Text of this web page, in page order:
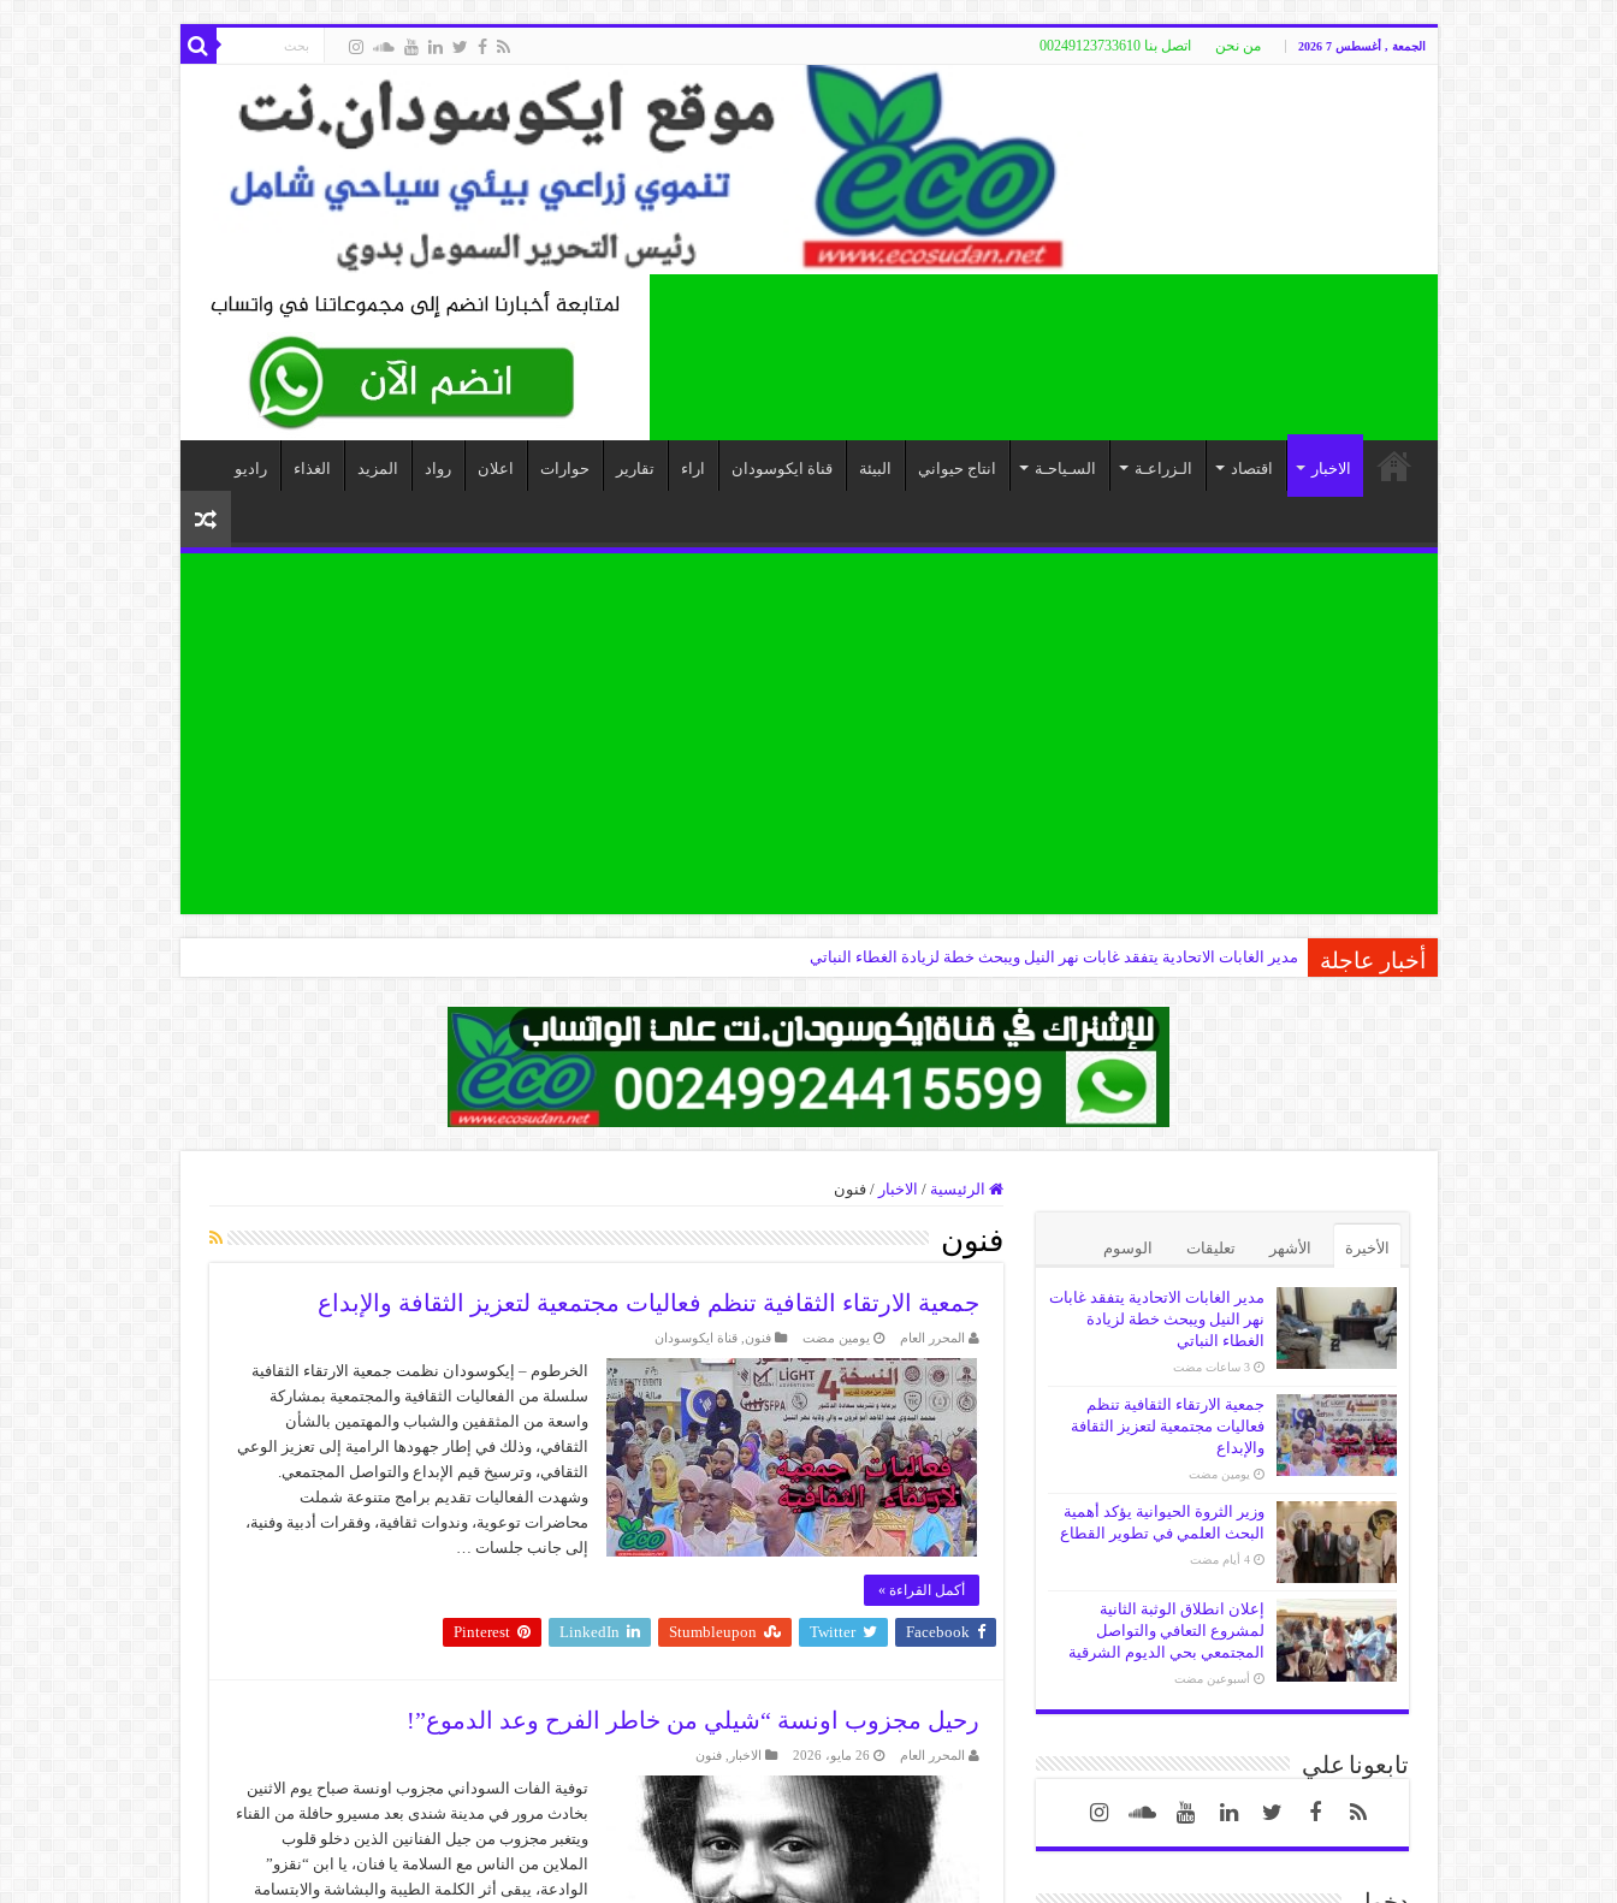
الجمعة , أغسطس 7 2026 من نحن اتصل بنا 00249123733610
الاخبار اقتصاد الـزراعـة السـياحـة انتاج حيواني البيئة قناة ايكوسودان اراء تقارير حوارات اعلان رواد المزيد الغذاء راديو
أخبار عاجلة وزير الثروة الحيوانية يؤكد أهمية البحث العلمي في تطوير القطاع
الرئيسية / الاخبار / فنون
فنون
جمعية الارتقاء الثقافية تنظم فعاليات مجتمعية لتعزيز الثقافة والإبداع
المحرر العام ‏يومين مضت فنون ,قناة ايكوسودان
الخرطوم – إيكوسودان نظمت جمعية الارتقاء الثقافية
سلسلة من الفعاليات الثقافية والمجتمعية بمشاركة
واسعة من المثقفين والشباب والمهتمين بالشأن
الثقافي، وذلك في إطار جهودها الرامية إلى تعزيز الوعي
الثقافي، وترسيخ قيم الإبداع والتواصل المجتمعي.
وشهدت الفعاليات تقديم برامج متنوعة شملت
محاضرات توعوية، وندوات ثقافية، وفقرات أدبية وفنية،
إلى جانب جلسات …
أكمل القراءة »
Facebook
Twitter
Stumbleupon
LinkedIn
Pinterest
رحيل مجزوب اونسة “شيلي من خاطر الفرح وعد الدموع”!
المحرر العام 26 مايو، 2026 الاخبار ,فنون
توفية الفات السوداني مجزوب اونسة صباح يوم الاثنين
بخادث مرور في مدينة شندى بعد مسيرو حافلة من القناء
ويتغبر مجزوب من جيل الفنانين الذين دخلو قلوب
الملاين من الناس مع السلامة يا فنان، يا ابن “نقزو”
الوادعة، يبقى أثر الكلمة الطيبة والبشاشة والابتسامة
الأخيرة الأشهر تعليقات الوسوم
مدير الغابات الاتحادية يتفقد غابات
نهر النيل ويبحث خطة لزيادة
الغطاء النباتي
‏3 ساعات مضت
جمعية الارتقاء الثقافية تنظم
فعاليات مجتمعية لتعزيز الثقافة
والإبداع
‏يومين مضت
وزير الثروة الحيوانية يؤكد أهمية
البحث العلمي في تطوير القطاع
‏4 أيام مضت
إعلان انطلاق الوثبة الثانية
لمشروع التعافي والتواصل
المجتمعي بحي الديوم الشرقية
‏أسبوعين مضت
تابعونا علي